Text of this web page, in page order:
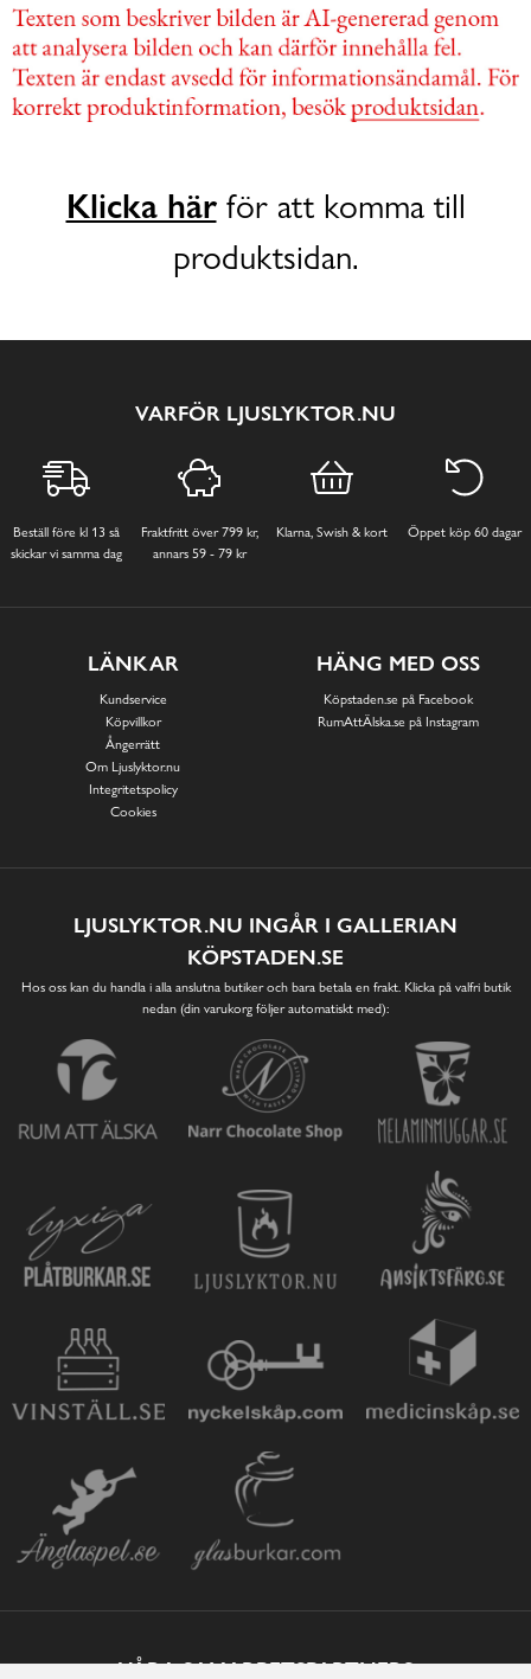
Klicka härför att komma till
produktsidan.
VARFÖR LJUSLYKTOR.NU
Beställ före kl 13 så
skickar vi samma dag
Fraktfritt över 799 kr,
annars 59 - 79 kr
Klarna, Swish & kort Öppet köp 60 dagar
LÄNKAR
Kundservice
Köpvillkor
Ångerrätt
Om Ljuslyktor.nu
Integritetspolicy
Cookies
HÄNG MED OSS
Köpstaden.se på Facebook
RumAttÄlska.se på Instagram
LJUSLYKTOR.NU INGÅR I GALLERIAN
KÖPSTADEN.SE
Hos oss kan du handla i alla anslutna butiker och bara betala en frakt. Klicka på valfri butik
nedan (din varukorg följer automatiskt med):
VÅRA SAMARBETSPARTNERS